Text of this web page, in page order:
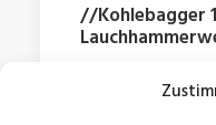
//Kohlebagger